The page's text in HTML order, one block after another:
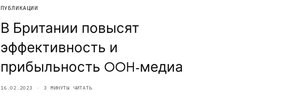
ПУБЛИКАЦИИ
В Британии повысят
эффективность и
прибыльность OOH-медиа
16.02.2023 3 МИНУТЫ ЧИТАТЬ